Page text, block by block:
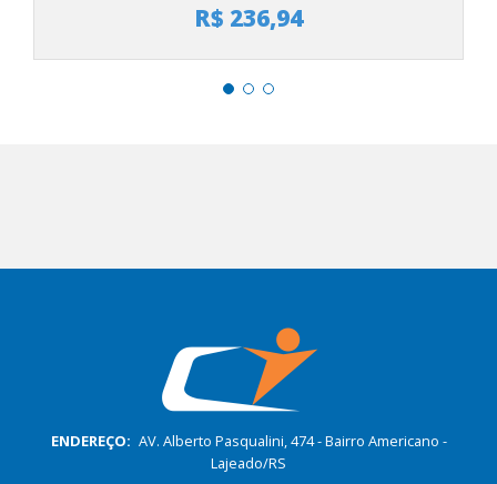
R$ 236,94
ENDEREÇO: AV. Alberto Pasqualini, 474 - Bairro Americano -
Lajeado/RS